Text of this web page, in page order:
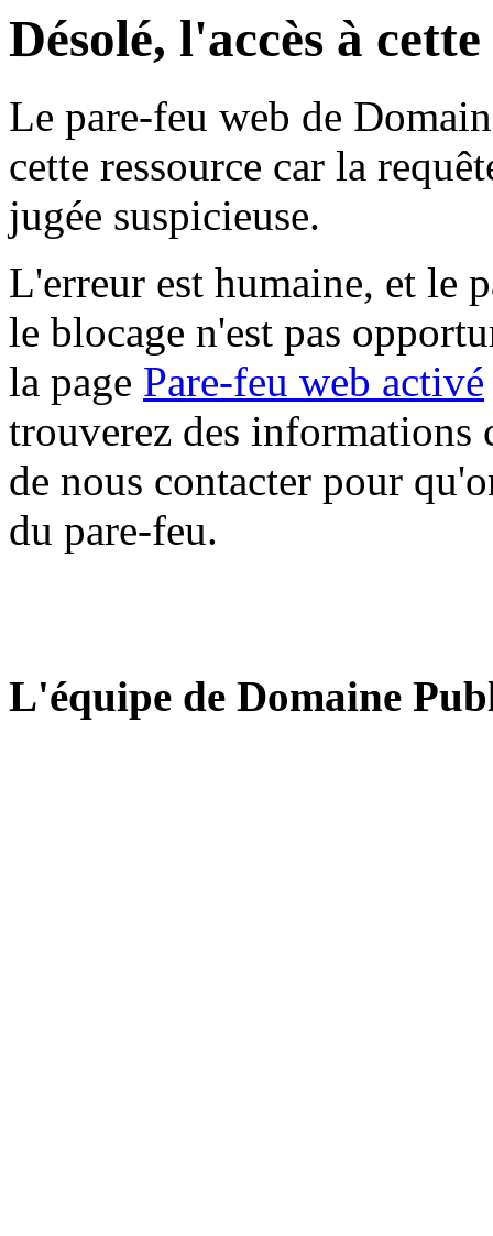
Désolé, l'accès à
Le pare-feu web de
cette ressource car la
jugée suspicieuse.
L'erreur est humaine, et le
le blocage n'est pas
la page Pare-feu web activé
trouverez des informations
de nous contacter pour
du pare-feu.
L'équipe de Domaine